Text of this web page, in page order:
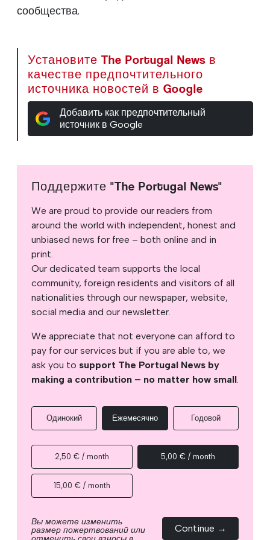
сообщества.
Установите The Portugal News в
качестве предпочтительного
источника новостей в Google
Добавить как предпочтительный
источник в Google
Поддержите "The Portugal News"
We are proud to provide our readers from
around the world with independent, honest and
unbiased news for free – both online and in
print.
Our dedicated team supports the local
community, foreign residents and visitors of all
nationalities through our newspaper, website,
social media and our newsletter.
We appreciate that not everyone can afford to
pay for our services but if you are able to, we
ask you to support The Portugal News by
making a contribution – no matter how small
Одинокий Ежемесячно Годовой
2,50 € / month 5,00 € / month
15,00 € / month
Вы можете изменить
размер пожертвований или Continue →